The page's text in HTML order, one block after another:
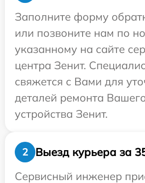
Заполните форму
или позвоните нам по
указанному на сайте
центра Зенит.
свяжется с Вами для
деталей ремонта
устройства Зенит.
2
Выезд курьера за
Сервисный инженер